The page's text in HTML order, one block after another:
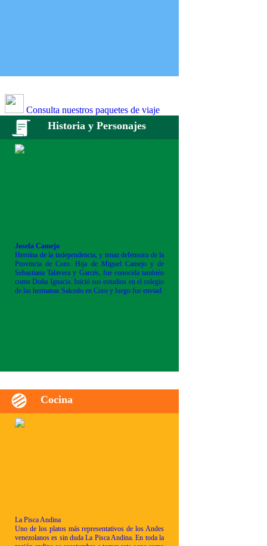
Consulta nuestros paquetes de viaje
Historia y Personajes
Josefa Camejo
Heroína de la independencia, y tenaz defensora de la
Provincia de Coro. Hija de Miguel Camejo y de
Sebastiana Talavera y Garcés, fue conocida también
como Doña Ignacia. Inició sus estudios en el colegio
de las hermanas Salcedo en Coro y luego fue enviad
Cocina
La Pisca Andina
Uno de los platos más representativos de los Andes
venezolanos es sin duda La Pisca Andina. En toda la